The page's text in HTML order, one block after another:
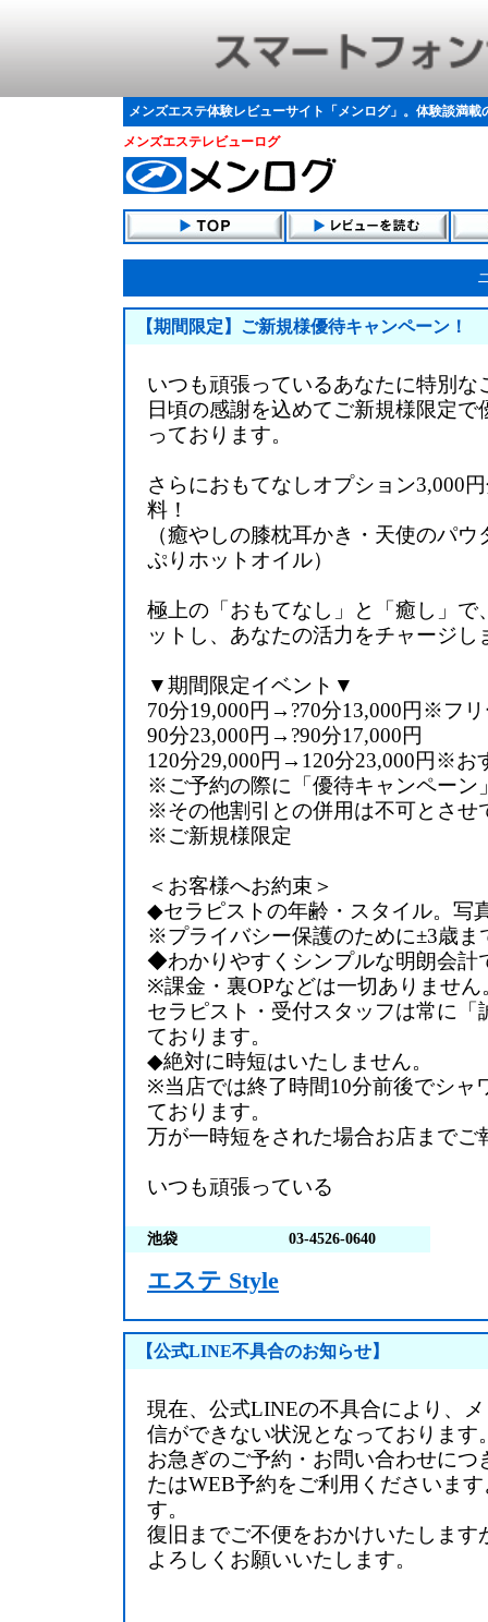
メンズエステ体験レビューサイト「メンログ」。体験談満載
メンズエステレビューログ
【期間限定】ご新規様優待キャンペーン！
いつも頑張っているあなたに特別な
日頃の感謝を込めてご新規様限定
っております。
さらにおもてなしオプション3,000
料！
（癒やしの膝枕耳かき・天使のパ
ぷりホットオイル）
極上の「おもてなし」と「癒し」で
ットし、あなたの活力をチャージし
▼期間限定イベント▼
70分19,000円→?70分13,000円※フ
90分23,000円→?90分17,000円
120分29,000円→120分23,000円※お
※ご予約の際に「優待キャンペーン
※その他割引との併用は不可とさせ
※ご新規様限定
＜お客様へお約束＞
◆セラピストの年齢・スタイル。写
※プライバシー保護のために±3歳ま
◆わかりやすくシンプルな明朗会計
※課金・裏OPなどは一切ありません
セラピスト・受付スタッフは常に「
ております。
◆絶対に時短はいたしません。
※当店では終了時間10分前後でシャ
ております。
万が一時短をされた場合お店までご
いつも頑張っている
池袋 03-4526-0640
エステ Style
【公式LINE不具合のお知らせ】
現在、公式LINEの不具合により、
信ができない状況となっております
お急ぎのご予約・お問い合わせにつ
たはWEB予約をご利用くださいま
す。
復旧までご不便をおかけいたします
よろしくお願いいたします。